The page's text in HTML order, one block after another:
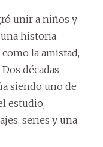
unir a niños y
historia
la amistad,
décadas
siendo uno de
estudio,
series y una